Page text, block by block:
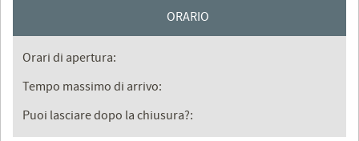
ORARIO
Orari di apertura:
Tempo massimo di arrivo:
Puoi lasciare dopo la chiusura?: